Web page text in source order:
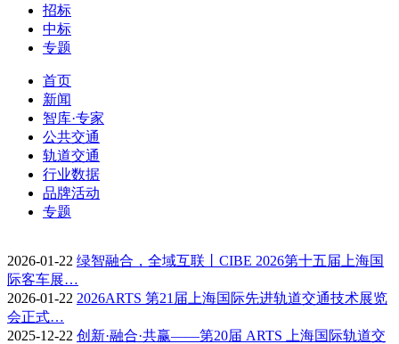
招标
中标
专题
首页
新闻
智库·专家
公共交通
轨道交通
行业数据
品牌活动
专题
2026-01-22 绿智融合，全域互联丨CIBE 2026第十五届上海国
际客车展…
2026-01-22 2026ARTS 第21届上海国际先进轨道交通技术展览
会正式…
2025-12-22 创新·融合·共赢——第20届 ARTS 上海国际轨道交